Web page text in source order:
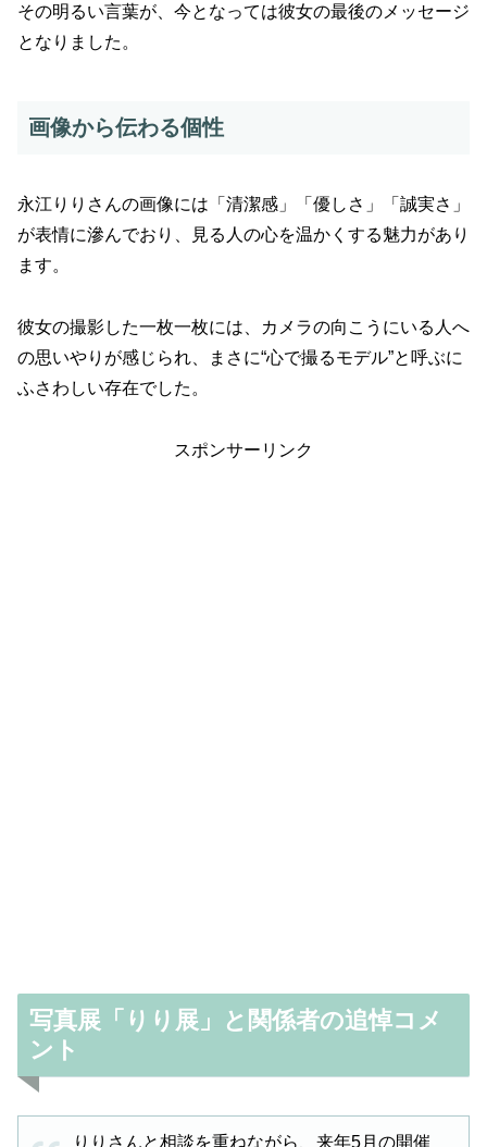
その明るい言葉が、今となっては彼女の最後のメッセージ
となりました。
画像から伝わる個性
永江りりさんの画像には「清潔感」「優しさ」「誠実さ」
が表情に滲んでおり、見る人の心を温かくする魅力があり
ます。
彼女の撮影した一枚一枚には、カメラの向こうにいる人へ
の思いやりが感じられ、まさに“心で撮るモデル”と呼ぶに
ふさわしい存在でした。
スポンサーリンク
写真展「りり展」と関係者の追悼コメ
ント
りりさんと相談を重ねながら、来年5月の開催